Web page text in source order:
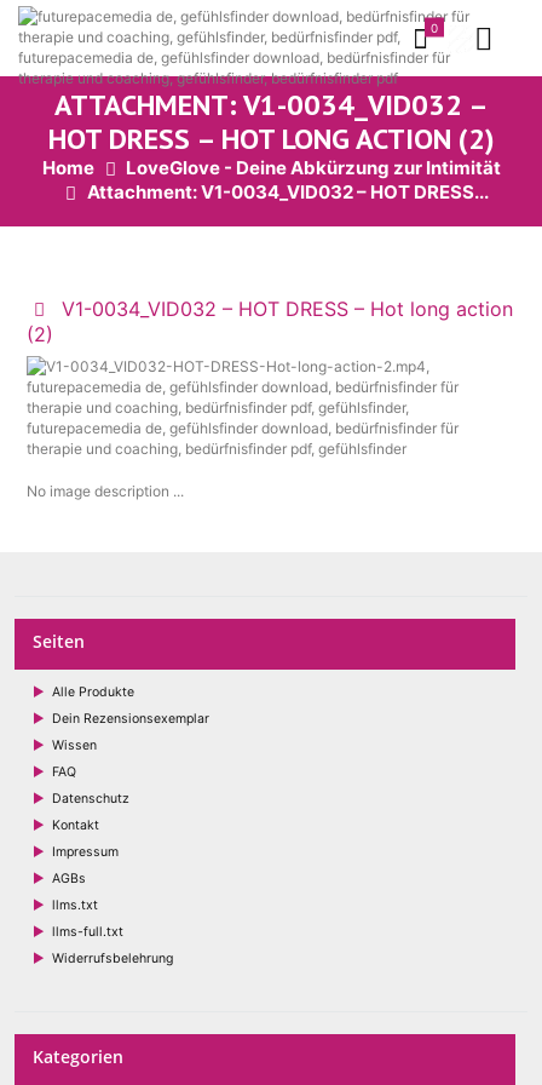
0
ATTACHMENT: V1-0034_VID032 –
HOT DRESS – HOT LONG ACTION (2)
Home
LoveGlove - Deine Abkürzung zur Intimität
Attachment: V1-0034_VID032 – HOT DRESS...
V1-0034_VID032 – HOT DRESS – Hot long action
(2)
No image description ...
Seiten
Alle Produkte
Dein Rezensionsexemplar
Wissen
FAQ
Datenschutz
Kontakt
Impressum
AGBs
llms.txt
llms-full.txt
Widerrufsbelehrung
Kategorien